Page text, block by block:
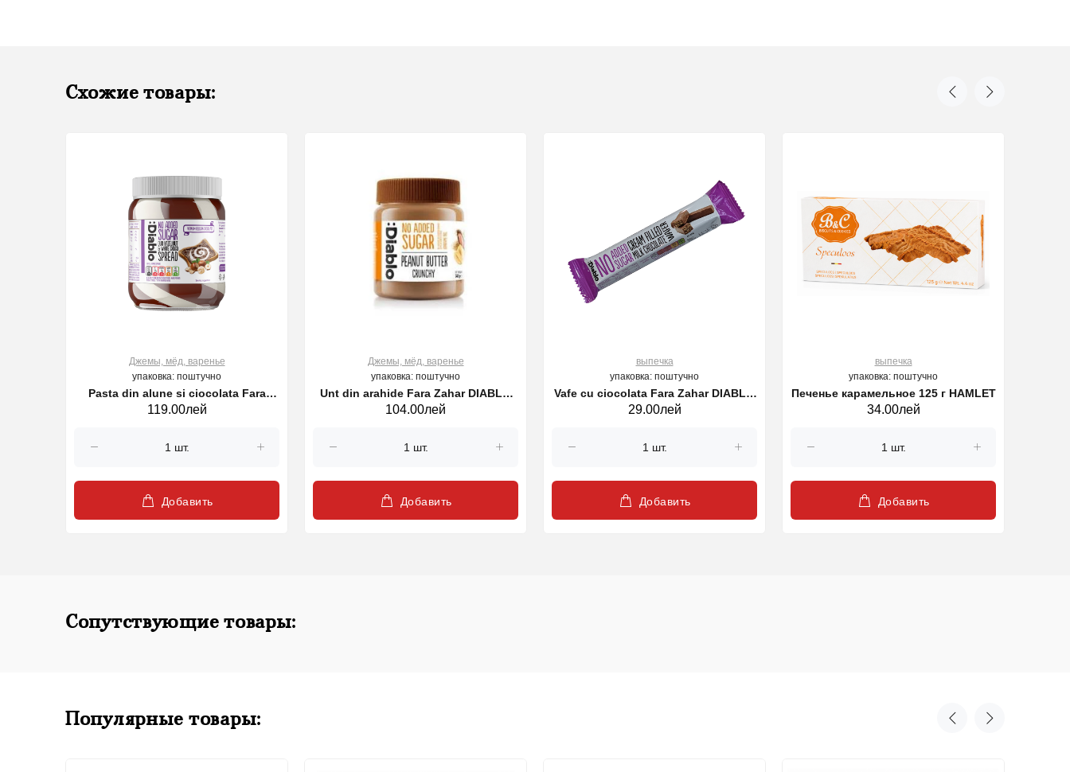
Схожие товары:
Джемы, мёд, варенье
упаковка: поштучно
Pasta din alune si ciocolata Fara
Zahar DIABLO 350g
119.00лей
Добавить
Джемы, мёд, варенье
упаковка: поштучно
Unt din arahide Fara Zahar DIABLO
340g
104.00лей
Добавить
выпечка
упаковка: поштучно
Vafe cu ciocolata Fara Zahar DIABLO
30g
29.00лей
Добавить
выпечка
упаковка: поштучно
Печенье карамельное 125 г HAMLET
34.00лей
Добавить
Сопутствующие товары:
Популярные товары: